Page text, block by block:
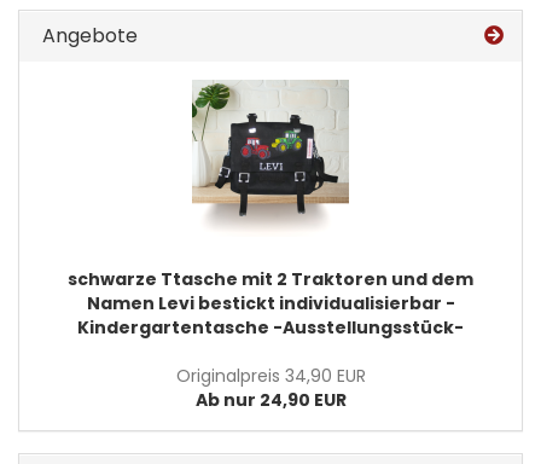
Angebote
schwarze Ttasche mit 2 Traktoren und dem
Namen Levi bestickt individualisierbar -
Kindergartentasche -Ausstellungsstück-
Originalpreis 34,90 EUR
Ab nur 24,90 EUR